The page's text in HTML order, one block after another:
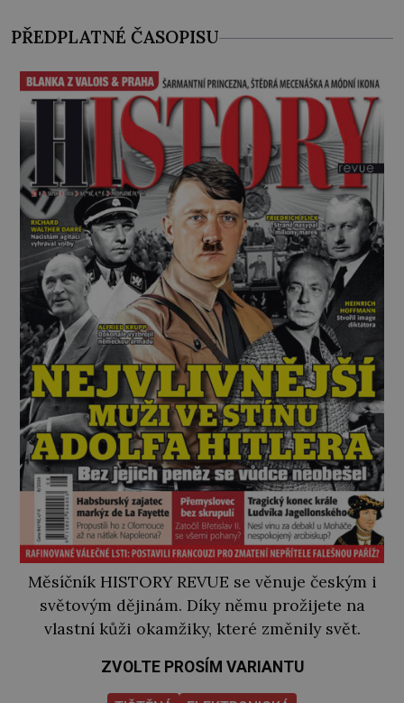
Předškolní věk je
PŘEDPLATNÉ ČASOPISU
Měsíčník HISTORY REVUE se věnuje českým i
světovým dějinám. Díky němu prožijete na
vlastní kůži okamžiky, které změnily svět.
ZVOLTE PROSÍM VARIANTU